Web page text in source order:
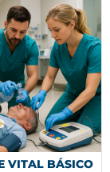
VITAL BÁSICO